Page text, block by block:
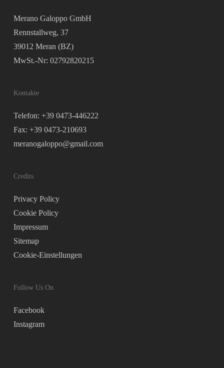
Merano Galoppo GmbH
Rennstallweg, 37
39012 Meran (BZ)
MwSt.-Nr: 02792820215
Kontakte
Telefon: +39 0473-446222
Fax: +39 0473-210693
meranogaloppo@gmail.com
Credits
Privacy Policy
Cookie Policy
Impressum
Sitemap
Cookie-Einstellungen
Follow Us On
Facebook
Instagram